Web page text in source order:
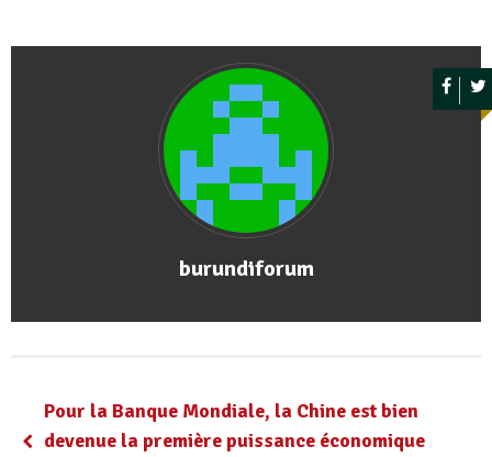
burundiforum
Pour la Banque Mondiale, la Chine est bien
devenue la première puissance économique